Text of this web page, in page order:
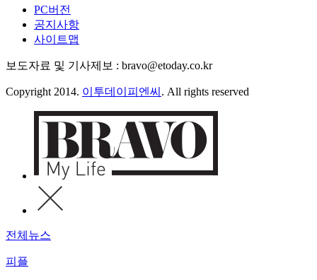
PC버전
공지사항
사이트맵
보도자료 및 기사제보 : bravo@etoday.co.kr
Copyright 2014. 이투데이피엔씨 . All rights reserved
전체뉴스
피플